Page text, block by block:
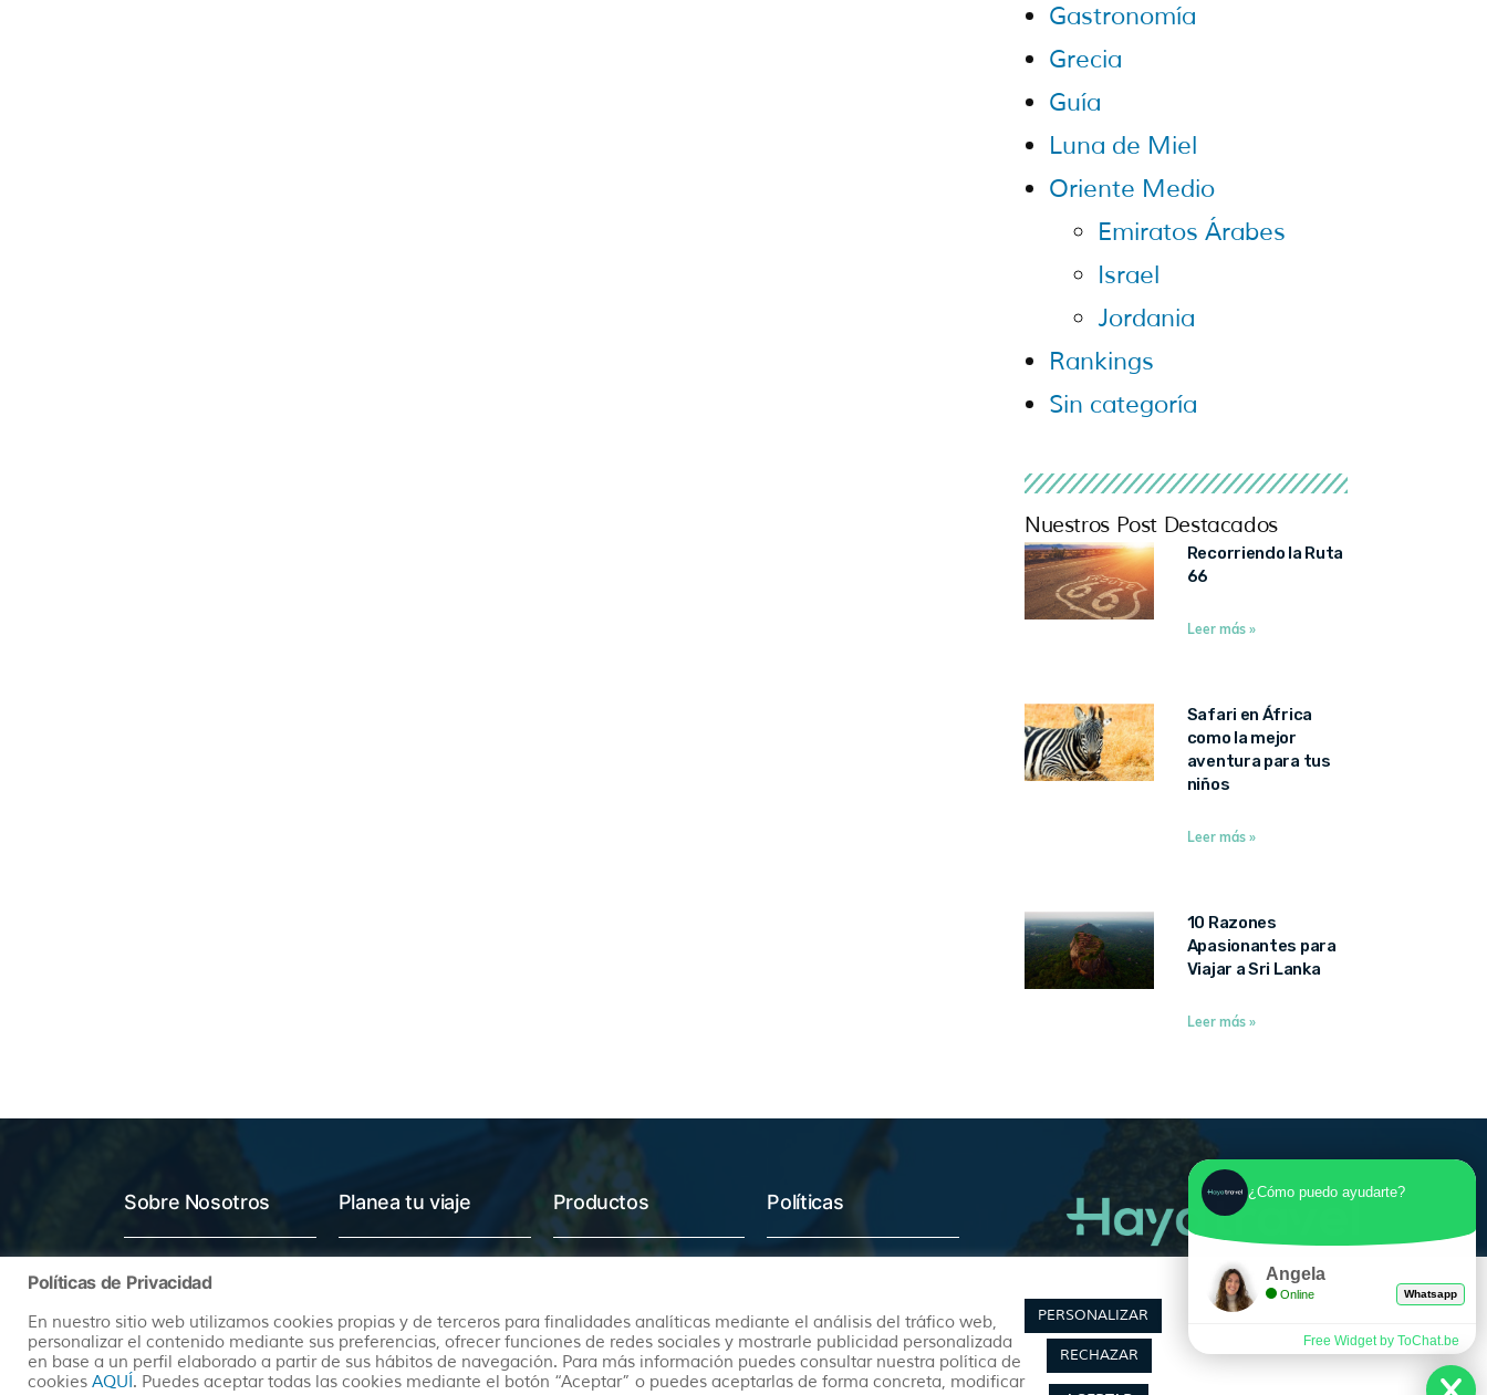
Gastronomía
Grecia
Guía
Luna de Miel
Oriente Medio
Emiratos Árabes
Israel
Jordania
Rankings
Sin categoría
Nuestros Post Destacados
Recorriendo la Ruta
66
Leer más »
Safari en África
como la mejor
aventura para tus
niños
Leer más »
10 Razones
Apasionantes para
Viajar a Sri Lanka
Leer más »
Sobre Nosotros
Quienes somos
info@hayatravel.com
Mapa Web
Planea tu viaje
Nuestro Blog
Productos
Lunas de Miel
Circuitos en Autocar
Políticas
Política de Privacidad
Política de Cookies
Políticas de Privacidad
En nuestro sitio web utilizamos cookies propias y de terceros para finalidades analíticas mediante el análisis del tráfico web,
personalizar el contenido mediante sus preferencias, ofrecer funciones de redes sociales y mostrarle publicidad personalizada
en base a un perfil elaborado a partir de sus hábitos de navegación. Para más información puedes consultar nuestra política de
cookies AQUÍ. Puedes aceptar todas las cookies mediante el botón “Aceptar” o puedes aceptarlas de forma concreta, modificar
PERSONALIZAR
RECHAZAR
¿Cómo puedo ayudarte?
Angela
Online Whatsapp
Free Widget by ToChat.be